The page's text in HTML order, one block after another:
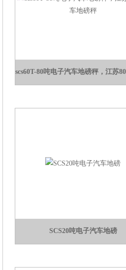
SCS20吨电子汽车地磅